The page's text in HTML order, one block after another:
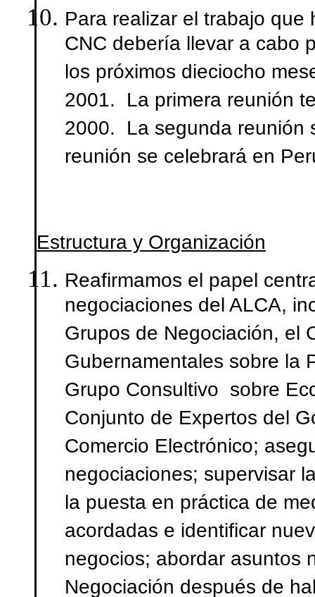
Para realizar el trabajo
CNC debería llevar a cabo
los próximos dieciocho
2001. La primera reunión
2000. La segunda reunión
reunión se celebrará en
Estructura y Organización
Reafirmamos el papel
negociaciones del ALCA,
Grupos de Negociación, el
Gubernamentales sobre la
Grupo Consultivo sobre
Conjunto de Expertos del
Comercio Electrónico;
negociaciones; supervisar
la puesta en práctica de
acordadas e identificar
negocios; abordar asuntos
Negociación después de